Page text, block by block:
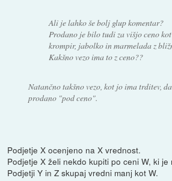
Ali je lahko še bolj glup komentar?
Prodano je bilo tudi za višjo ceno
krompir, jabolko in marmelada z
Kakšno vezo ima to z ceno??
Natančno takšno vezo, kot jo ima trditev,
prodano "pod ceno".
Podjetje X ocenjeno na X vrednost.
Podjetje X želi nekdo kupiti po ceni W, ki je
Podjetji Y in Z skupaj vredni manj kot W.